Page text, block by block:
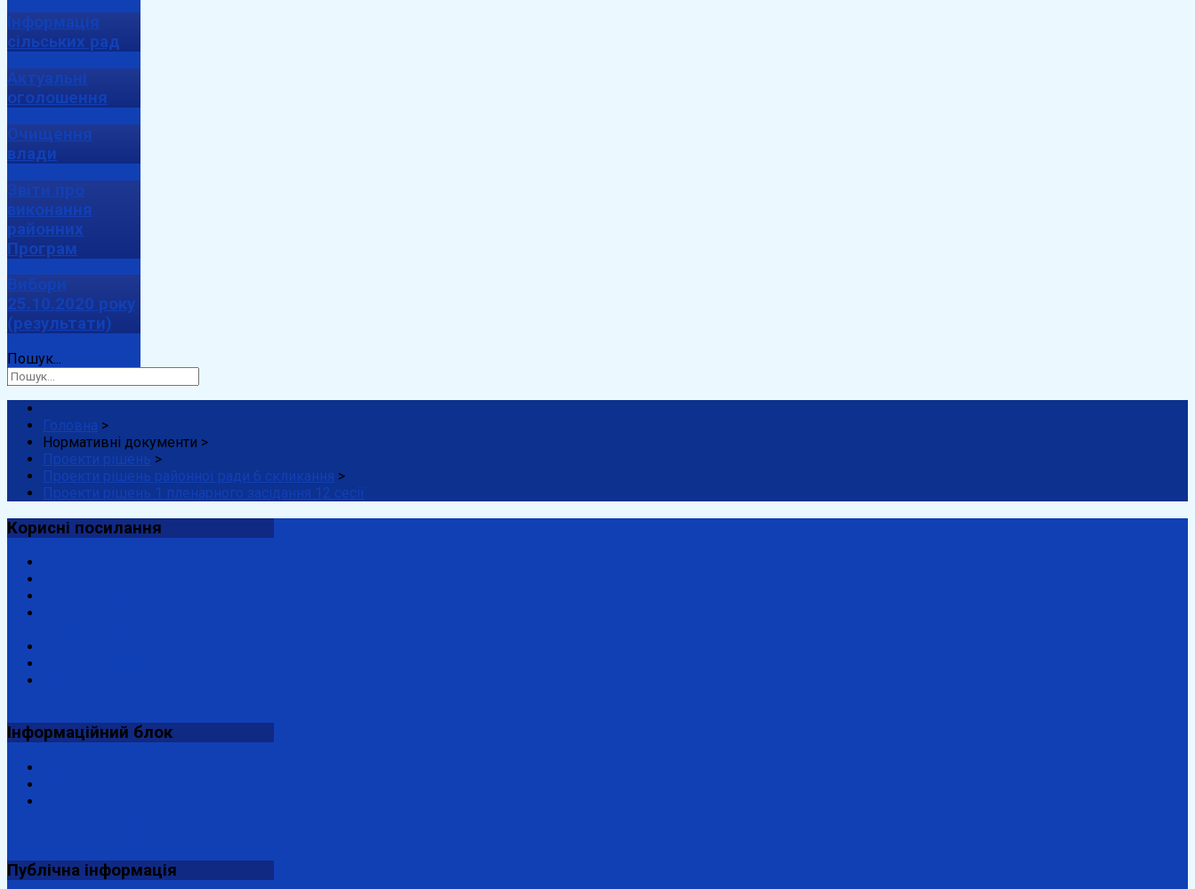
Інформація
сільських рад
Актуальні
оголошення
Очищення
влади
Звіти про
виконання
районних
Програм
Вибори
25.10.2020 року
(результати)
Пошук...
Головна >
Нормативні документи >
Проекти рішень >
Проекти рішень районної ради 6 скликання >
Проекти рішень 1 пленарного засідання 12 сесії
Корисні посилання
Інформаційний блок
Публічна інформація